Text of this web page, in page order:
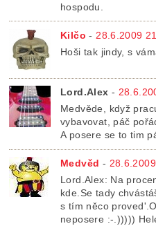
hospodu.
Kilčo - 28.6.2009
Hoši tak jindy, s
Lord.Alex -
Medvěde, když
vybavovat, páč
A posere se to tim
Medvěd -
Lord.Alex: Na
kde.Se tady
s tím něco
neposere :-.)))))